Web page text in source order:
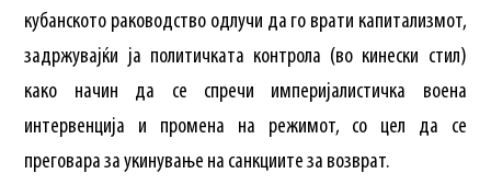
кубанското раководство одлучи да го врати капитализмот,
задржувајќи ја политичката контрола (во кинески стил)
како начин да се спречи империјалистичка воена
интервенција и промена на режимот, со цел да се
преговара за укинување на санкциите за возврат.